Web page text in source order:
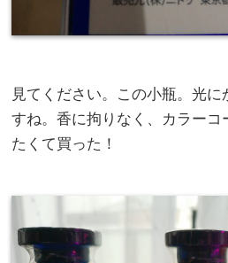
見てください。この小瓶。光
すね。香に拘りなく、カラーコ
たくて買った！